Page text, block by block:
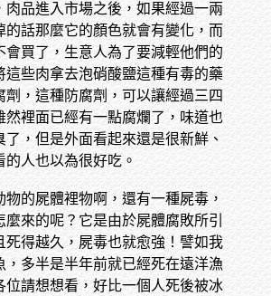
肉品進入市場之後，如果經過一兩
的話那麼它的顏色就會有變化，而
會買了，生意人為了要減輕他們的
這些肉拿去泡硝酸鹽這種有毒的藥
劑，這種防腐劑，可以讓經過三四
然裡面已經有一點腐爛了，味道也
了，但是外面看起來還是很新鮮、
的人也以為很好吃。
物的屍體裡物啊，還有一種屍毒，
麼來的呢？它是由於屍體腐敗所引
死得越久，屍毒也就愈強！譬如我
，多半是半年前就已經死在遠洋漁
位請想想看，好比一個人死後被冰